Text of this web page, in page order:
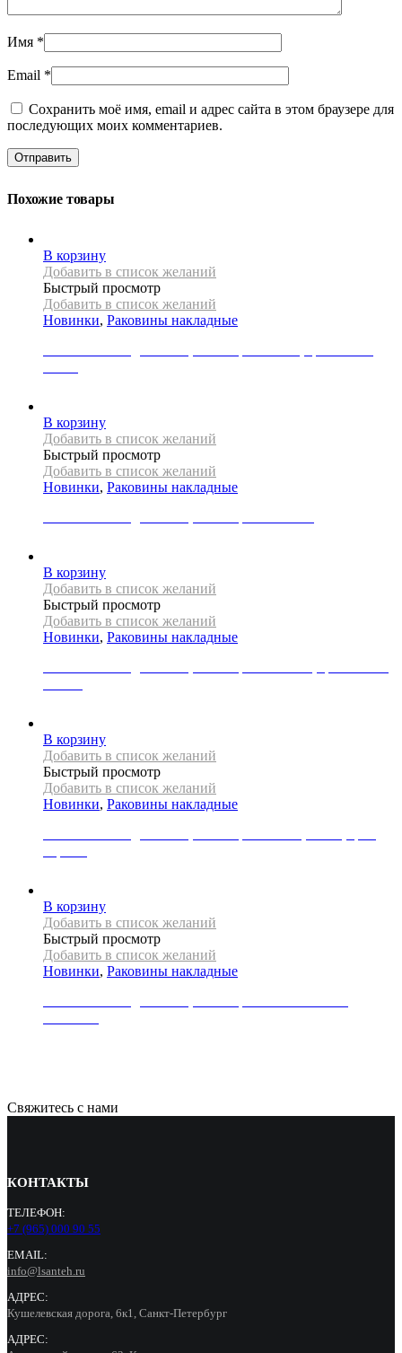
Имя *
Email *
Сохранить моё имя, email и адрес сайта в этом браузере для
последующих моих комментариев.
Похожие товары
В корзину
Добавить в список желаний
Быстрый просмотр
Добавить в список желаний
Новинки, Раковины накладные
В корзину
Добавить в список желаний
Быстрый просмотр
Добавить в список желаний
Новинки, Раковины накладные
В корзину
Добавить в список желаний
Быстрый просмотр
Добавить в список желаний
Новинки, Раковины накладные
В корзину
Добавить в список желаний
Быстрый просмотр
Добавить в список желаний
Новинки, Раковины накладные
В корзину
Добавить в список желаний
Быстрый просмотр
Добавить в список желаний
Новинки, Раковины накладные
Свяжитесь с нами
КОНТАКТЫ
ТЕЛЕФОН:
+7 (965) 000 90 55
EMAIL:
info@lsanteh.ru
АДРЕС:
Кушелевская дорога, 6к1, Санкт-Петербург
АДРЕС: